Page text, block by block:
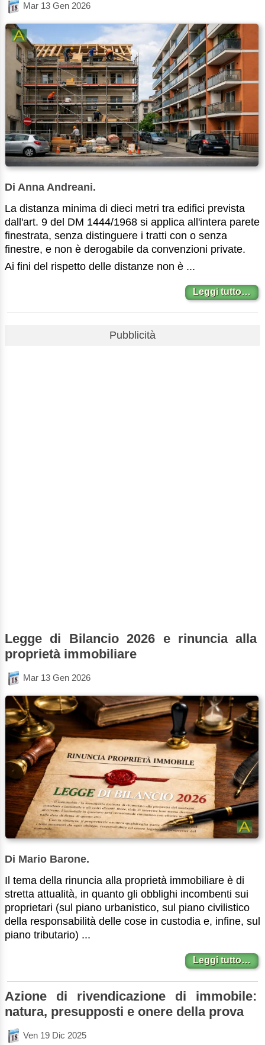
Mar 13 Gen 2026
Di Anna Andreani.
La distanza minima di dieci metri tra edifici prevista
dall'art. 9 del DM 1444/1968 si applica all'intera parete
finestrata, senza distinguere i tratti con o senza
finestre, e non è derogabile da convenzioni private.
Ai fini del rispetto delle distanze non è ...
Leggi tutto…
Pubblicità
Legge di Bilancio 2026 e rinuncia alla
proprietà immobiliare
Mar 13 Gen 2026
Di Mario Barone.
Il tema della rinuncia alla proprietà immobiliare è di
stretta attualità, in quanto gli obblighi incombenti sui
proprietari (sul piano urbanistico, sul piano civilistico
della responsabilità delle cose in custodia e, infine, sul
piano tributario) ...
Leggi tutto…
Azione di rivendicazione di immobile:
natura, presupposti e onere della prova
Ven 19 Dic 2025